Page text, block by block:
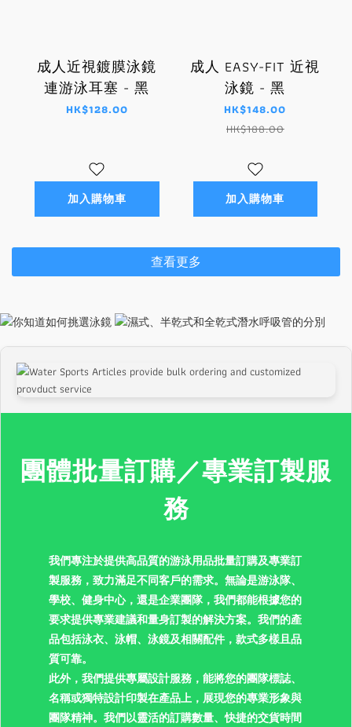
成人近視鍍膜泳鏡
連游泳耳塞 - 黑
HK$128.00
加入購物車
成人 EASY-FIT 近視
泳鏡 - 黑
HK$148.00
HK$188.00
加入購物車
查看更多
團體批量訂購／專業訂製服
務
我們專注於提供高品質的游泳用品批量訂購及專業訂
製服務，致力滿足不同客戶的需求。無論是游泳隊、
學校、健身中心，還是企業團隊，我們都能根據您的
要求提供專業建議和量身訂製的解決方案。我們的產
品包括泳衣、泳帽、泳鏡及相關配件，款式多樣且品
質可靠。
此外，我們提供專屬設計服務，能將您的團隊標誌、
名稱或獨特設計印製在產品上，展現您的專業形象與
團隊精神。我們以靈活的訂購數量、快捷的交貨時間